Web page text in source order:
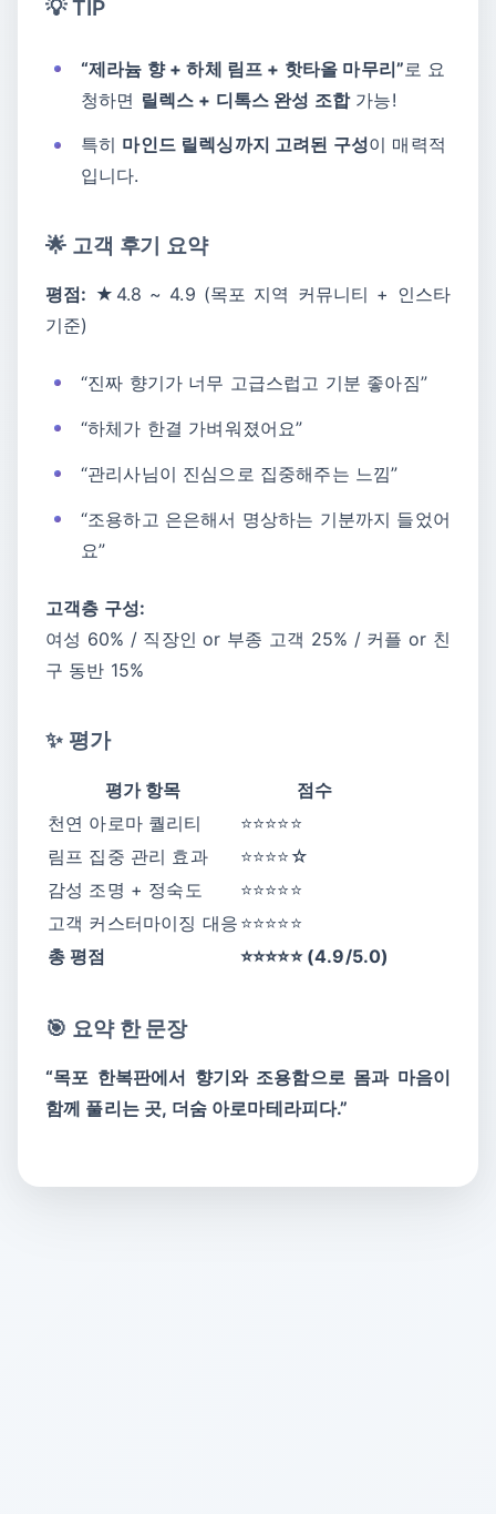
💡 TIP
“제라늄 향 + 하체 림프 + 핫타올 마무리” 로 요
청하면 릴렉스 + 디톡스 완성 조합가능!
특히 마인드 릴렉싱까지 고려된 구성이 매력적
입니다.
🌟 고객 후기 요약
평점: ★4.8 ~ 4.9 (목포 지역 커뮤니티 + 인스타
기준)
“진짜 향기가 너무 고급스럽고 기분 좋아짐”
“하체가 한결 가벼워졌어요”
“관리사님이 진심으로 집중해주는 느낌”
“조용하고 은은해서 명상하는 기분까지 들었어
요”
고객층 구성:
여성 60% / 직장인 or 부종 고객 25% / 커플 or 친
구 동반 15%
✨ 평가
평가 항목
점수
천연 아로마 퀄리티
⭐⭐⭐⭐⭐
림프 집중 관리 효과
⭐⭐⭐⭐☆
감성 조명 + 정숙도
⭐⭐⭐⭐⭐
고객 커스터마이징 대응 ⭐⭐⭐⭐⭐
총 평점
⭐⭐⭐⭐⭐ (4.9/5.0)
🎯 요약 한 문장
“목포 한복판에서 향기와 조용함으로 몸과 마음이
함께 풀리는 곳, 더숨 아로마테라피다.”